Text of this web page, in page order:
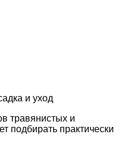
и уход
травянистых и
подбирать практически